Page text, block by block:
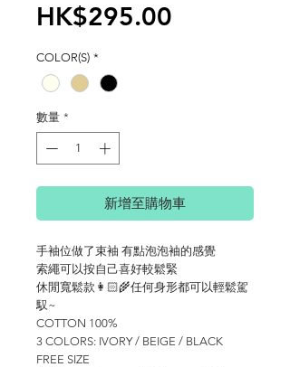
HK$295.00
COLOR(S) *
數量 *
新增至購物車
手袖位做了束袖 有點泡泡袖的感覺
索繩可以按自己喜好較鬆緊
休閒寬鬆款👩🏻‍🌾任何身形都可以輕鬆駕
馭~
COTTON 100%
3 COLORS: IVORY / BEIGE / BLACK
FREE SIZE